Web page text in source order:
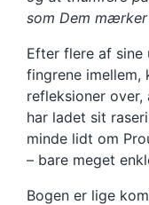
som Dem
Efter flere af
fingrene imellem,
refleksioner
har ladet sit
minde lidt om
– bare meget
Bogen er lige